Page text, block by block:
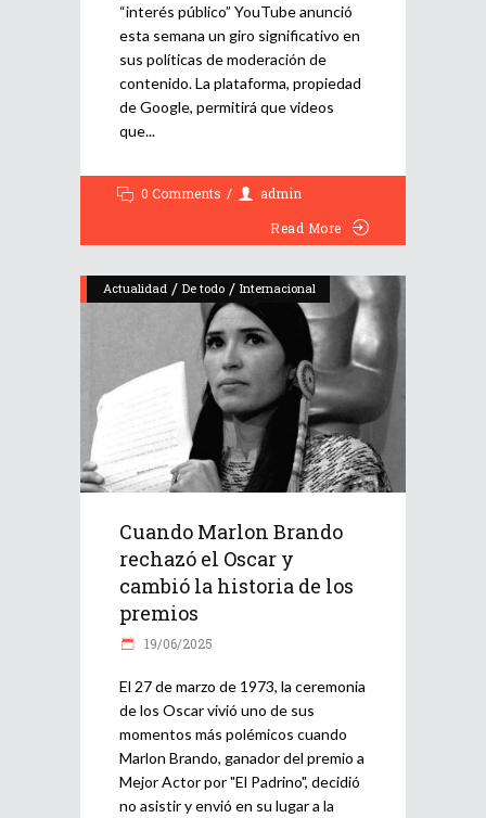
“interés público” YouTube anunció
esta semana un giro significativo en
sus políticas de moderación de
contenido. La plataforma, propiedad
de Google, permitirá que videos
que
0 Comments
admin
Read More
Actualidad / De todo / Internacional
Cuando Marlon Brando
rechazó el Oscar y
cambió la historia de los
premios
19/06/2025
El 27 de marzo de 1973, la ceremonia
de los Oscar vivió uno de sus
momentos más polémicos cuando
Marlon Brando, ganador del premio a
Mejor Actor por "El Padrino", decidió
no asistir y envió en su lugar a la